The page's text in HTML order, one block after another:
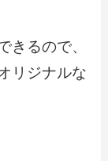
きるので、
リジナルな